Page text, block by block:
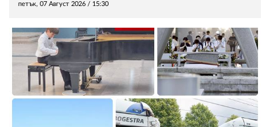
петък, 07 Август 2026 / 15:30